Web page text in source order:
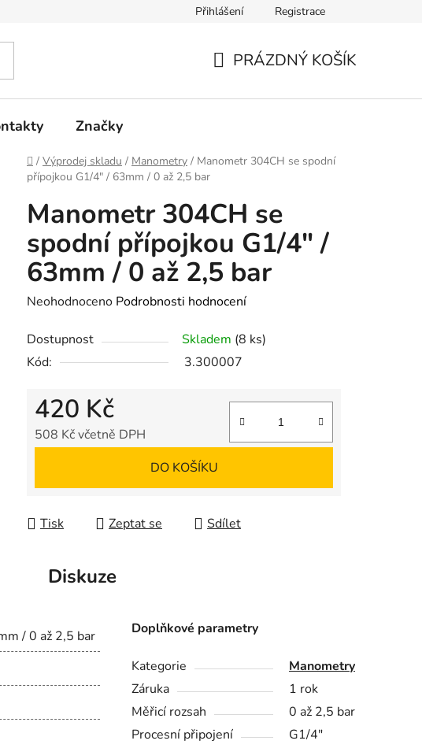
Přihlášení Registrace
PRÁZDNÝ KOŠÍK
Značky
Domů
/ Výprodej skladu / Manometry / Manometr 304CH se spodní
přípojkou G1/4" / 63mm / 0 až 2,5 bar
Manometr 304CH se
spodní přípojkou G1/4" /
63mm / 0 až 2,5 bar
Průměrné
produktu
je
hvězdiček.
Neohodnoceno Podrobnosti hodnocení
Dostupnost Skladem (8 ks)
Kód:
3.300007
420 Kč
508 Kč včetně DPH
DO KOŠÍKU
Tisk Zeptat se Sdílet
Diskuze
/ 0 až 2,5 bar
Doplňkové parametry
Kategorie
Manometry
Záruka
1 rok
Měřicí rozsah
0 až 2,5 bar
Procesní připojení
G1/4"